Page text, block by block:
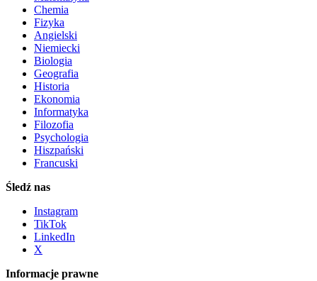
Chemia
Fizyka
Angielski
Niemiecki
Biologia
Geografia
Historia
Ekonomia
Informatyka
Filozofia
Psychologia
Hiszpański
Francuski
Śledź nas
Instagram
TikTok
LinkedIn
X
Informacje prawne